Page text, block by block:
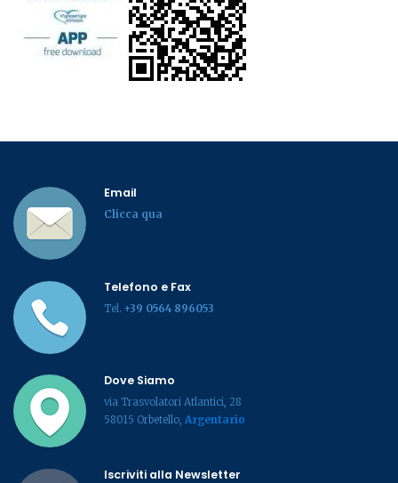
Email
Clicca qua
Telefono e Fax
Tel. +39 0564 896053
Dove Siamo
via Trasvolatori Atlantici, 28
58015 Orbetello, Argentario
Iscriviti alla Newsletter